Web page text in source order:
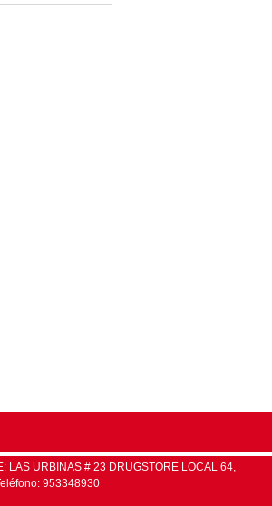
LAS URBINAS # 23 DRUGSTORE LOCAL 64,
953348930